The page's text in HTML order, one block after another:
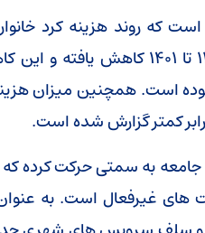
که روند هزینه کرد
خدمات فرهنگی طی سال های ۱۳۹۵ تا
محروم بیش از ۵۰ درصد بوده است.
کمتر گزارش شده است.
جامعه به سمتی حرکت کرده